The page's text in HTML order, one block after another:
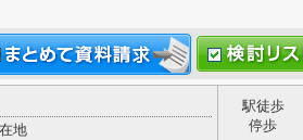
地
駅徒歩
停歩